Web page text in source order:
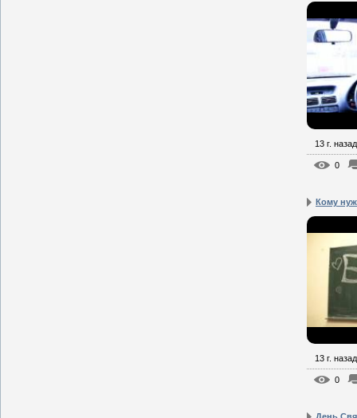
13 г. назад
0
Кому
13 г. назад
0